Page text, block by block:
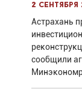
2 сентября
Астрахань
сообщили